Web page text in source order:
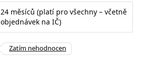
24 měsíců (platí pro všechny – včetně
objednávek na IČ)
Zatím nehodnocen